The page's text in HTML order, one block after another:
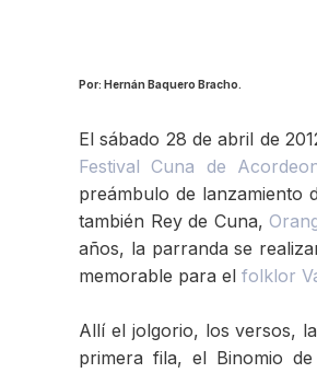
Por: Hernán Baquero Bracho.
El sábado 28 de abril de
Festival Cuna de
preámbulo de lanzamiento
también Rey de Cuna,
años, la parranda se
memorable para el folklor
Allí el jolgorio, los versos,
primera fila, el Binomio